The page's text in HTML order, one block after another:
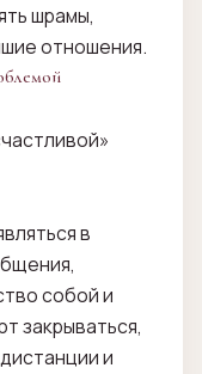
шрамы,
отношения.
в
собой и
закрываться,
и